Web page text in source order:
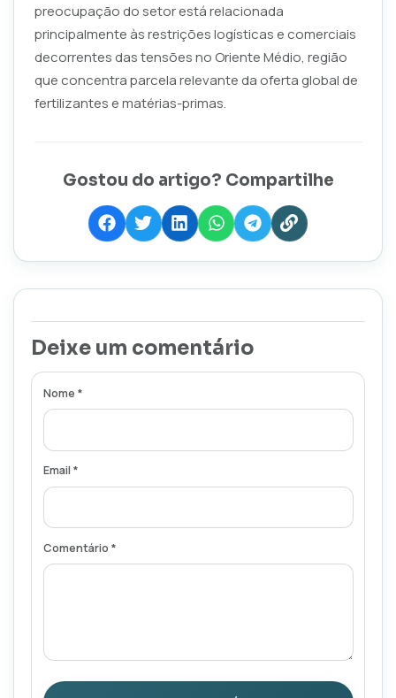
preocupação do setor está relacionada
principalmente às restrições logísticas e comerciais
decorrentes das tensões no Oriente Médio, região
que concentra parcela relevante da oferta global de
fertilizantes e matérias-primas.
Gostou do artigo? Compartilhe
Deixe um comentário
Nome *
Email *
Comentário *